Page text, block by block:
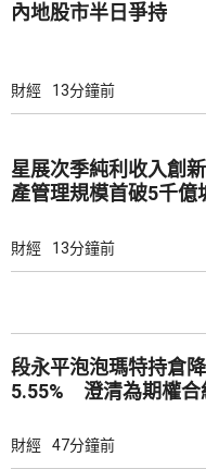
內地股市半日爭持
財經 13分鐘前
星展次季純利收入創
產管理規模首破5千億
財經 13分鐘前
段永平泡泡瑪特持倉
5.55% 澄清為期權合
財經 47分鐘前